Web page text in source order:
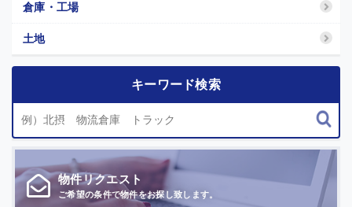
倉庫・工場
土地
キーワード検索
物件リクエスト
ご希望の条件で物件をお探し致します。